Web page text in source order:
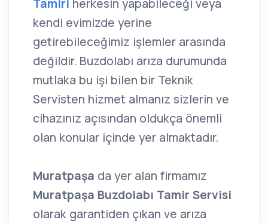
Tamiri herkesin yapabileceği veya
kendi evimizde yerine
getirebileceğimiz işlemler arasında
değildir. Buzdolabı arıza durumunda
mutlaka bu işi bilen bir Teknik
Servisten hizmet almanız sizlerin ve
cihazınız açısından oldukça önemli
olan konular içinde yer almaktadır.
Muratpaşa da yer alan firmamız
Muratpaşa Buzdolabı Tamir Servisi
olarak garantiden çıkan ve arıza